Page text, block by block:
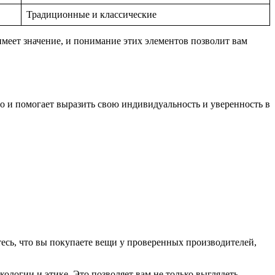
Традиционные и классические
значение, и понимание этих элементов позволит вам
помогает выразить свою индивидуальность и уверенность в
что вы покупаете вещи у проверенных производителей,